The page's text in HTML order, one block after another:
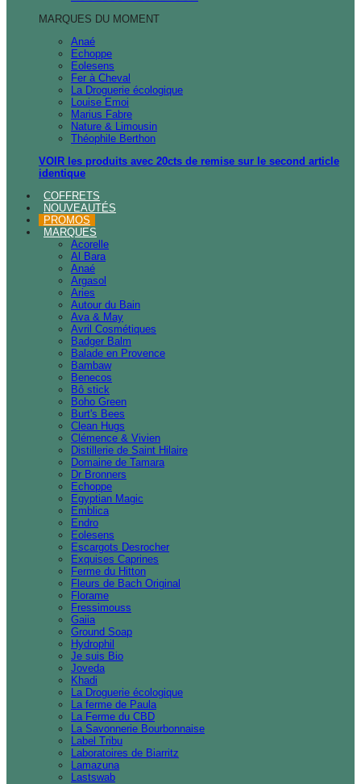
MARQUES DU MOMENT
Anaé
Echoppe
Eolesens
Fer à Cheval
La Droguerie écologique
Louise Emoi
Marius Fabre
Nature & Limousin
Théophile Berthon
VOIR les produits avec 20cts de remise sur le second article
identique
COFFRETS
NOUVEAUTÉS
PROMOS
MARQUES
Acorelle
Al Bara
Anaé
Argasol
Aries
Autour du Bain
Ava & May
Avril Cosmétiques
Badger Balm
Balade en Provence
Bambaw
Benecos
Bô stick
Boho Green
Burt's Bees
Clean Hugs
Clémence & Vivien
Distillerie de Saint Hilaire
Domaine de Tamara
Dr Bronners
Echoppe
Egyptian Magic
Emblica
Endro
Eolesens
Escargots Desrocher
Exquises Caprines
Ferme du Hitton
Fleurs de Bach Original
Florame
Fressimouss
Gaiia
Ground Soap
Hydrophil
Je suis Bio
Joveda
Khadi
La Droguerie écologique
La ferme de Paula
La Ferme du CBD
La Savonnerie Bourbonnaise
Label Tribu
Laboratoires de Biarritz
Lamazuna
Lastswab